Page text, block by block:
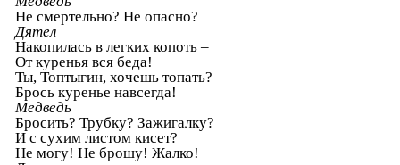
Не смертельно? Не опасно?
Дятел
Накопилась в легких копоть –
От куренья вся беда!
Ты, Топтыгин, хочешь топать?
Брось куренье навсегда!
Медведь
Бросить? Трубку? Зажигалку?
И с сухим листом кисет?
Не могу! Не брошу! Жалко!